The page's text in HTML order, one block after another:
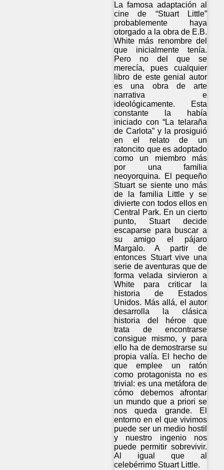
La famosa adaptación al
cine de “Stuart Little”
probablemente haya
otorgado a la obra de E.B.
White más renombre del
que inicialmente tenía.
Pero no del que se
merecía, pues cualquier
libro de este genial autor
es una obra de arte
narrativa e
ideológicamente. Esta
constante la había
iniciado con “La telaraña
de Carlota” y la prosiguió
en el relato de un
ratoncito que es adoptado
como un miembro más
por una familia
neoyorquina. El pequeño
Stuart se siente uno más
de la familia Little y se
divierte con todos ellos en
Central Park. En un cierto
punto, Stuart decide
escaparse para buscar a
su amigo el pájaro
Margalo. A partir de
entonces Stuart vive una
serie de aventuras que de
forma velada sirvieron a
White para criticar la
historia de Estados
Unidos. Más allá, el autor
desarrolla la clásica
historia del héroe que
trata de encontrarse
consigue mismo, y para
ello ha de demostrarse su
propia valía. El hecho de
que emplee un ratón
como protagonista no es
trivial: es una metáfora de
cómo debemos afrontar
un mundo que a priori se
nos queda grande. El
entorno en el que vivimos
puede ser un medio hostil
y nuestro ingenio nos
puede permitir sobrevivir.
Al igual que al
celebérrimo Stuart Little.